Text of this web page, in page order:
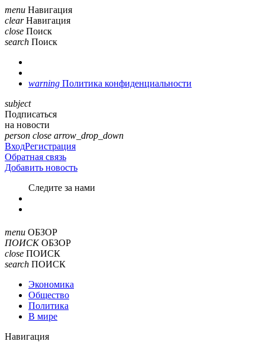
menu Навигация
clear Навигация
close Поиск
search Поиск
warning Политика конфиденциальности
subject
Подписаться
на новости
person close arrow_drop_down
ВходРегистрация
Обратная связь
Добавить новость
Cледите за нами
menu ОБЗОР
ПОИСК ОБЗОР
close ПОИСК
search ПОИСК
Экономика
Общество
Политика
В мире
Навигация